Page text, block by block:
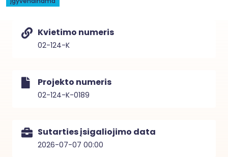
Kvietimo numeris
02-124-K
Projekto numeris
02-124-K-0189
Sutarties įsigaliojimo data
2026-07-07 00:00